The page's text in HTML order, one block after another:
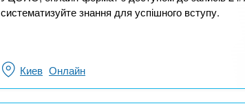
систематизуйте знання для успішного вступу.
Киев Онлайн